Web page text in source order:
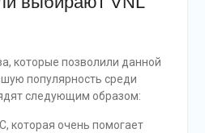
которые позволили данной
популярность среди
следующим образом:
которая очень помогает